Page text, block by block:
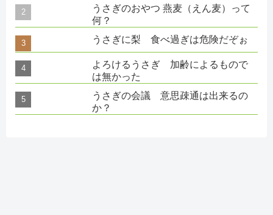
うさぎのおやつ 燕麦（えん麦）って
何？
うさぎに梨 食べ過ぎは危険だぞぉ
よろけるうさぎ 加齢によるもので
は無かった
うさぎの会議 意思疎通は出来るの
か？